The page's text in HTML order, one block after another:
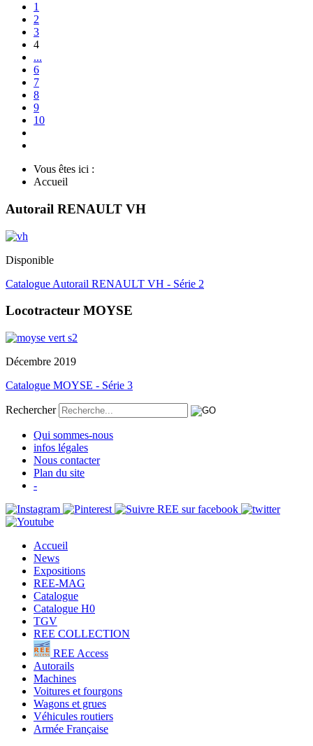
1
2
3
4
...
6
7
8
9
10
Vous êtes ici :
Accueil
Autorail RENAULT VH
Disponible
Catalogue Autorail RENAULT VH - Série 2
Locotracteur MOYSE
Décembre 2019
Catalogue MOYSE - Série 3
Rechercher
Qui sommes-nous
infos légales
Nous contacter
Plan du site
-
Accueil
News
Expositions
REE-MAG
Catalogue
Catalogue H0
TGV
REE COLLECTION
REE Access
Autorails
Machines
Voitures et fourgons
Wagons et grues
Véhicules routiers
Armée Française